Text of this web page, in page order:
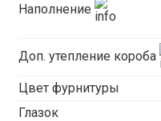
Наполнение
Доп. утепление короба
Цвет фурнитуры
Глазок